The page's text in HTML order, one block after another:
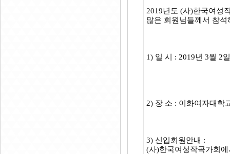
2019년도 (사)한국여성
많은 회원님들께서 참
1) 일 시 : 2019년 3월 2일
2) 장 소 : 이화여자대학
3) 신입회원안내 :
(사)한국여성작곡가회